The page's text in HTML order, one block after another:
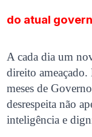
do atual
A cada dia um
direito ameaçado.
meses de
desrespeita não
inteligência e